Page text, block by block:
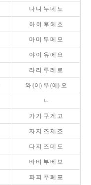
나 니 누 네 노
하 히 후 헤 호
마 미 무 메 모
야 이 유 에 요
라 리 루 레 로
와 (이) 우 (에) 오
ㄴ
가 기 구 게 고
자 지 즈 제 조
다 지 즈 데 도
바 비 부 베 보
파 피 푸 페 포